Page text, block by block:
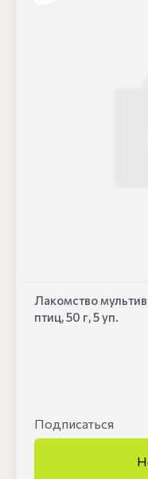
Лакомство
птиц, 50 г, 5 уп.
Подписаться